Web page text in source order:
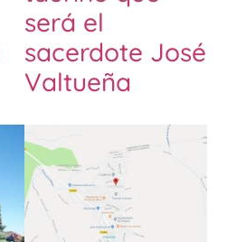
será el
sacerdote José
Valtueña